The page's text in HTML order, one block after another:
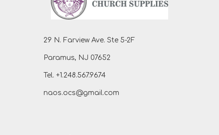
29 N. Farview Ave. Ste 5-2F
Paramus, NJ 07652
Tel. +1.248.567.9674
naos.ocs@gmail.com